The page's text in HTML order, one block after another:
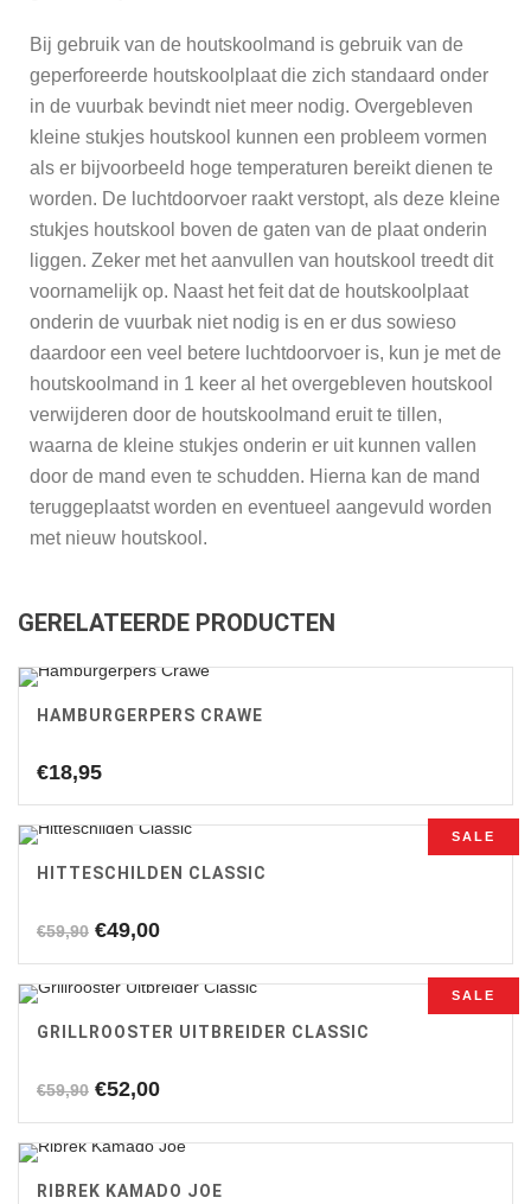
Bij gebruik van de houtskoolmand is gebruik van de
geperforeerde houtskoolplaat die zich standaard onder
in de vuurbak bevindt niet meer nodig. Overgebleven
kleine stukjes houtskool kunnen een probleem vormen
als er bijvoorbeeld hoge temperaturen bereikt dienen te
worden. De luchtdoorvoer raakt verstopt, als deze kleine
stukjes houtskool boven de gaten van de plaat onderin
liggen. Zeker met het aanvullen van houtskool treedt dit
voornamelijk op. Naast het feit dat de houtskoolplaat
onderin de vuurbak niet nodig is en er dus sowieso
daardoor een veel betere luchtdoorvoer is, kun je met de
houtskoolmand in 1 keer al het overgebleven houtskool
verwijderen door de houtskoolmand eruit te tillen,
waarna de kleine stukjes onderin er uit kunnen vallen
door de mand even te schudden. Hierna kan de mand
teruggeplaatst worden en eventueel aangevuld worden
met nieuw houtskool.
GERELATEERDE PRODUCTEN
HAMBURGERPERS CRAWE
€18,95
SALE
HITTESCHILDEN CLASSIC
€59,90 Oorspronkelijke
was:
€49,00Huidige
is:
SALE
GRILLROOSTER UITBREIDER CLASSIC
€59,90 Oorspronkelijke
was:
€52,00Huidige
is:
RIBREK KAMADO JOE